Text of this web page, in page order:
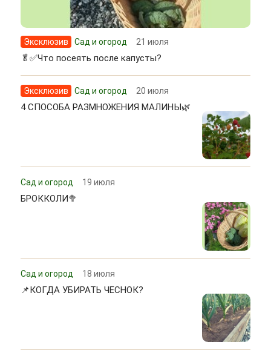
Эксклюзив Сад и огород 21 июля
🥬✅Что посеять после капусты?
Эксклюзив Сад и огород 20 июля
4 СПОСОБА РАЗМНОЖЕНИЯ МАЛИНЫ🌿
Сад и огород 19 июля
БРОККОЛИ🥦
Сад и огород 18 июля
📌КОГДА УБИРАТЬ ЧЕСНОК?